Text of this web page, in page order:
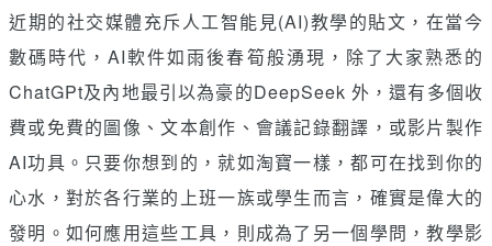
近期的社交媒體充斥人工智能見(AI)教學的貼文，在當今
數碼時代，AI軟件如雨後春筍般湧現，除了大家熟悉的
ChatGPt及內地最引以為豪的DeepSeek 外，還有多個收
費或免費的圖像、文本創作、會議記錄翻譯，或影片製作
AI功具。只要你想到的，就如淘寶一樣，都可在找到你的
心水，對於各行業的上班一族或學生而言，確實是偉大的
發明。如何應用這些工具，則成為了另一個學問，教學影